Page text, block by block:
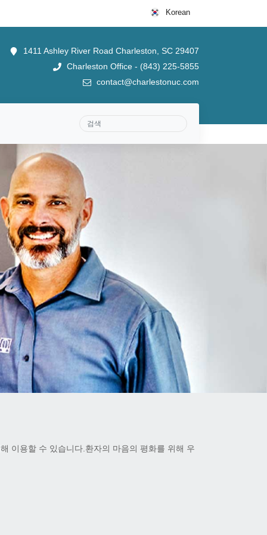
Korean
1411 Ashley River Road Charleston, SC 29407
Charleston Office - (843) 225-5855
contact@charlestonuc.com
이용할 수 있습니다.환자의 마음의 평화를 위해 우